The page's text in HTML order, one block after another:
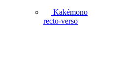
Kakémono
recto-verso